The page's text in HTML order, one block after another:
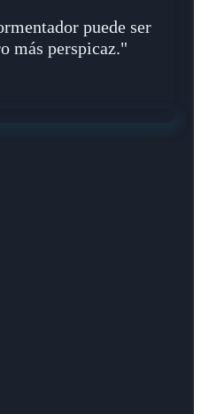
puede ser
más perspicaz."